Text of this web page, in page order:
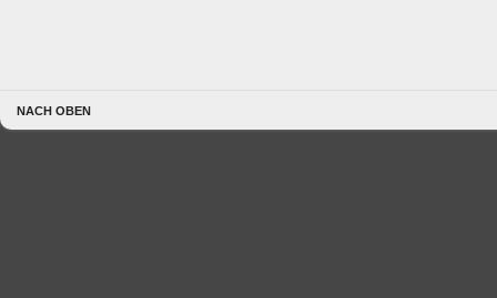
NACH OBEN